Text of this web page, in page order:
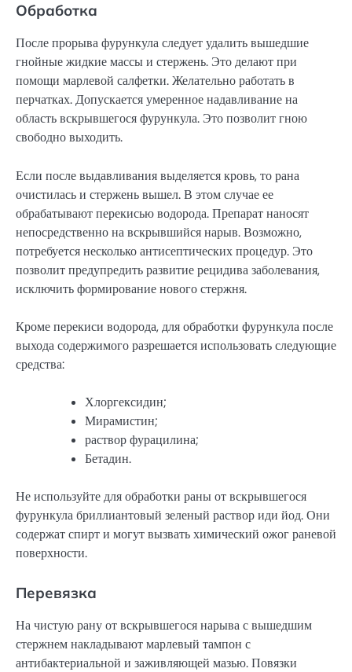
Обработка
После прорыва фурункула следует удалить вышедшие
гнойные жидкие массы и стержень. Это делают при
помощи марлевой салфетки. Желательно работать в
перчатках. Допускается умеренное надавливание на
область вскрывшегося фурункула. Это позволит гною
свободно выходить.
Если после выдавливания выделяется кровь, то рана
очистилась и стержень вышел. В этом случае ее
обрабатывают перекисью водорода. Препарат наносят
непосредственно на вскрывшийся нарыв. Возможно,
потребуется несколько антисептических процедур. Это
позволит предупредить развитие рецидива заболевания,
исключить формирование нового стержня.
Кроме перекиси водорода, для обработки фурункула после
выхода содержимого разрешается использовать следующие
средства:
Хлоргексидин;
Мирамистин;
раствор фурацилина;
Бетадин.
Не используйте для обработки раны от вскрывшегося
фурункула бриллиантовый зеленый раствор иди йод. Они
содержат спирт и могут вызвать химический ожог раневой
поверхности.
Перевязка
На чистую рану от вскрывшегося нарыва с вышедшим
стержнем накладывают марлевый тампон с
антибактериальной и заживляющей мазью. Повязки